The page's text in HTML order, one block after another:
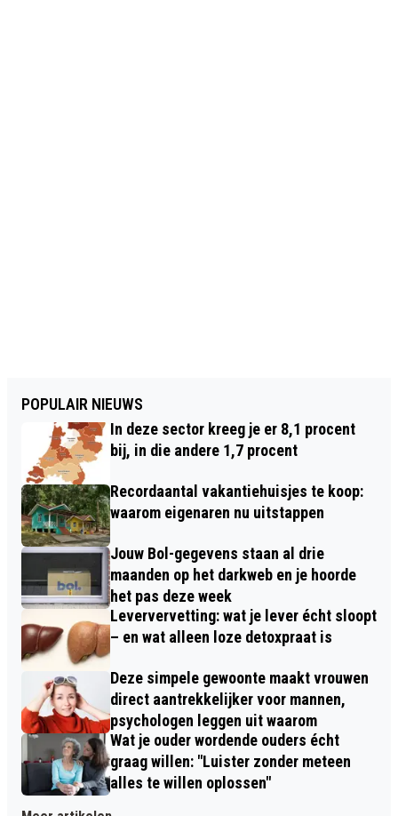
POPULAIR NIEUWS
In deze sector kreeg je er 8,1 procent
bij, in die andere 1,7 procent
Recordaantal vakantiehuisjes te koop:
waarom eigenaren nu uitstappen
Jouw Bol-gegevens staan al drie
maanden op het darkweb en je hoorde
het pas deze week
Leververvetting: wat je lever écht sloopt
– en wat alleen loze detoxpraat is
Deze simpele gewoonte maakt vrouwen
direct aantrekkelijker voor mannen,
psychologen leggen uit waarom
Wat je ouder wordende ouders écht
graag willen: "Luister zonder meteen
alles te willen oplossen"